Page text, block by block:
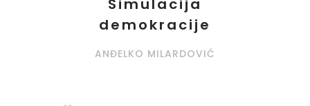
Simulacija
demokracije
ANĐELKO MILARDOVIĆ